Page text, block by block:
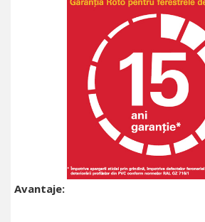
Avantaje: